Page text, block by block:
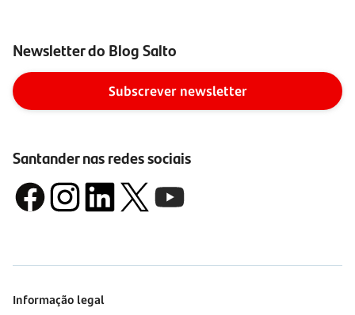
Newsletter do Blog Salto
Subscrever newsletter
Santander nas redes sociais
Informação legal